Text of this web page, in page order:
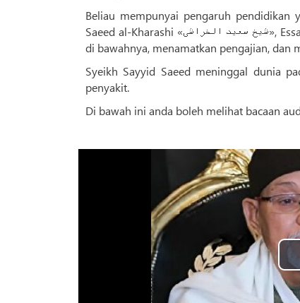
Beliau mempunyai pengaruh pendidikan
Saeed al-Kharashi «شیخ سعید الخراشی», Essam Al-Amir «عصام الامیر », dan Al-Saeed Hamada «السعید حماده», dilatih
di bawahnya, menamatkan pengajian, dan
Syeikh Sayyid Saeed meninggal dunia
penyakit.
Di bawah ini anda boleh melihat bacaan